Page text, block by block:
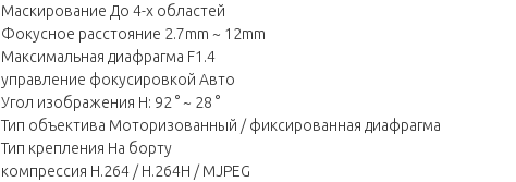
Маскирование До 4-х областей
Фокусное расстояние 2.7mm ~ 12mm
Максимальная диафрагма F1.4
управление фокусировкой Авто
Угол изображения H: 92 ° ~ 28 °
Тип объектива Моторизованный / фиксированная диафрагма
Тип крепления На борту
компрессия H.264 / H.264H / MJPEG